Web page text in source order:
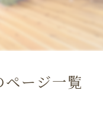
ページ一覧